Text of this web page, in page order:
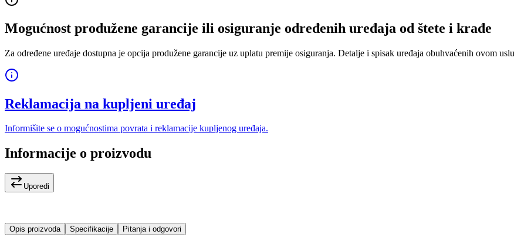
Mogućnost produžene garancije ili osiguranje određenih uređaja od štete i krađe
Za određene uređaje dostupna je opcija produžene garancije uz uplatu premije osiguranja. Detalje i spisak uređaja obuhvaćenih ovom
Reklamacija na kupljeni uređaj
Informišite se o mogućnostima povrata i reklamacije kupljenog uređaja.
Informacije o proizvodu
Uporedi
Opis proizvoda Specifikacije Pitanja i odgovori